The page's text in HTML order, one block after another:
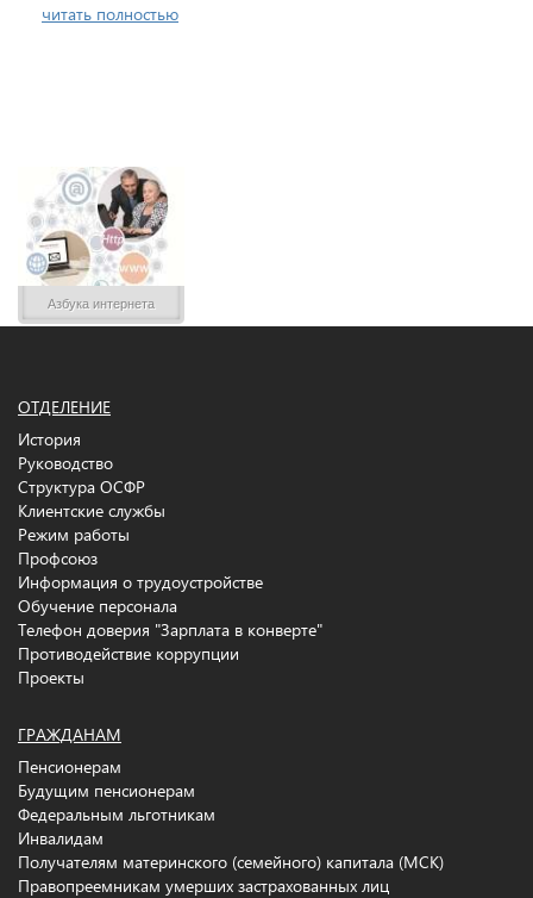
читать полностью
Азбука интернета
ОТДЕЛЕНИЕ
История
Руководство
Структура ОСФР
Клиентские службы
Режим работы
Профсоюз
Информация о трудоустройстве
Обучение персонала
Телефон доверия "Зарплата в конверте"
Противодействие коррупции
Проекты
ГРАЖДАНАМ
Пенсионерам
Будущим пенсионерам
Федеральным льготникам
Инвалидам
Получателям материнского (семейного) капитала (МСК)
Правопреемникам умерших застрахованных лиц